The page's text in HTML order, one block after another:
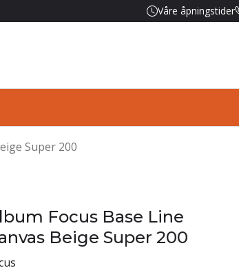
Våre åpningstider
Super 200
Focus Base Line
Beige Super 200